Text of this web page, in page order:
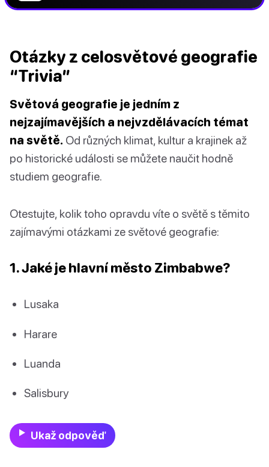
Otázky z celosvětové geografie
“Trivia”
Světová geografie je jedním z
nejzajímavějších a nejvzdělávacích témat
na světě. Od různých klimat, kultur a krajinek až
po historické události se můžete naučit hodně
studiem geografie.
Otestujte, kolik toho opravdu víte o světě s těmito
zajímavými otázkami ze světové geografie:
1. Jaké je hlavní město Zimbabwe?
Lusaka
Harare
Luanda
Salisbury
Ukaž odpověď